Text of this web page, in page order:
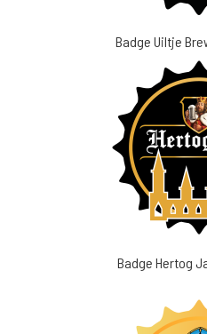
Badge Uiltje
Badge Hertog